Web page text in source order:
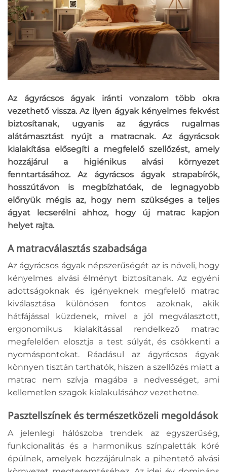
Az ágyrácsos ágyak iránti vonzalom több okra
vezethető vissza. Az ilyen ágyak kényelmes fekvést
biztosítanak, ugyanis az ágyrács rugalmas
alátámasztást nyújt a matracnak. Az ágyrácsok
kialakítása elősegíti a megfelelő szellőzést, amely
hozzájárul a higiénikus alvási környezet
fenntartásához. Az ágyrácsos ágyak strapabírók,
hosszútávon is megbízhatóak, de legnagyobb
előnyük mégis az, hogy nem szükséges a teljes
ágyat lecserélni ahhoz, hogy új matrac kapjon
helyet rajta.
A matracválasztás szabadsága
Az ágyrácsos ágyak népszerűségét az is növeli, hogy
kényelmes alvási élményt biztosítanak. Az egyéni
adottságoknak és igényeknek megfelelő matrac
kiválasztása különösen fontos azoknak, akik
hátfájással küzdenek, mivel a jól megválasztott,
ergonomikus kialakítással rendelkező matrac
megfelelően elosztja a test súlyát, és csökkenti a
nyomáspontokat. Ráadásul az ágyrácsos ágyak
könnyen tisztán tarthatók, hiszen a szellőzés miatt a
matrac nem szívja magába a nedvességet, ami
kellemetlen szagok kialakulásához vezethetne.
Pasztellszínek és természetközeli megoldások
A jelenlegi hálószoba trendek az egyszerűség,
funkcionalitás és a harmonikus színpaletták köré
épülnek, amelyek hozzájárulnak a pihentető alvási